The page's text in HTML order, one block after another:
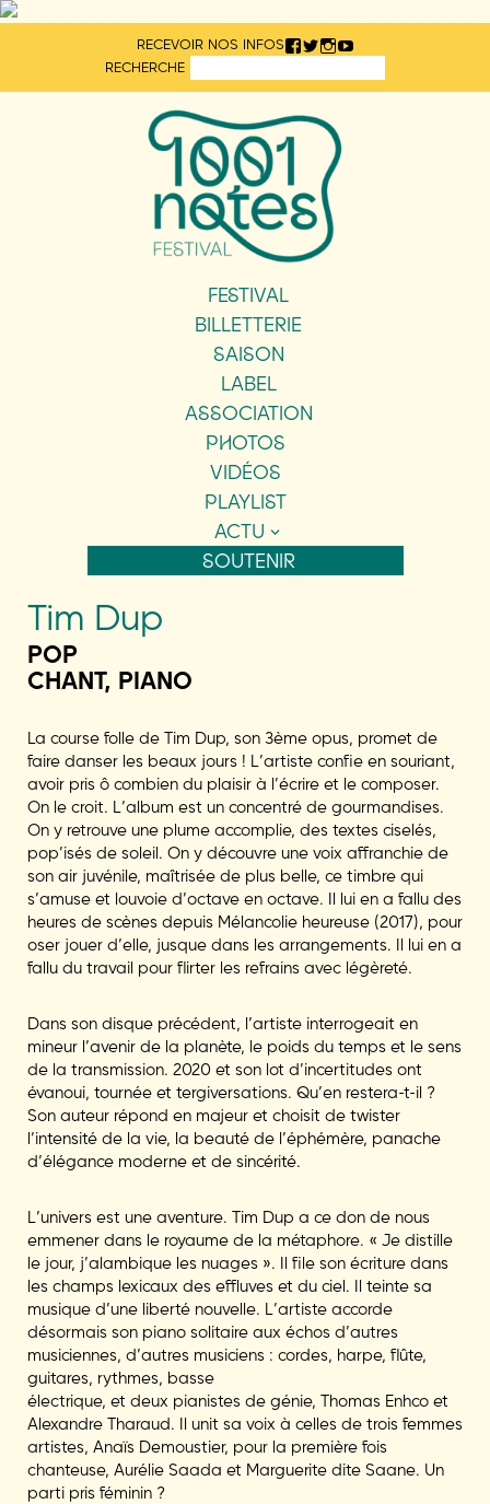
RECEVOIR NOS INFOS
RECHERCHE
FESTIVAL
BILLETTERIE
SAISON
LABEL
ASSOCIATION
PHOTOS
VIDÉOS
PLAYLIST
ACTU
SOUTENIR
Tim Dup
POP
CHANT, PIANO
La course folle de Tim Dup, son 3ème opus, promet de
faire danser les beaux jours ! L’artiste confie en souriant,
avoir pris ô combien du plaisir à l’écrire et le composer.
On le croit. L’album est un concentré de gourmandises.
On y retrouve une plume accomplie, des textes ciselés,
pop’isés de soleil. On y découvre une voix affranchie de
son air juvénile, maîtrisée de plus belle, ce timbre qui
s’amuse et louvoie d’octave en octave. Il lui en a fallu des
heures de scènes depuis Mélancolie heureuse (2017), pour
oser jouer d’elle, jusque dans les arrangements. Il lui en a
fallu du travail pour flirter les refrains avec légèreté.
Dans son disque précédent, l’artiste interrogeait en
mineur l’avenir de la planète, le poids du temps et le sens
de la transmission. 2020 et son lot d’incertitudes ont
évanoui, tournée et tergiversations. Qu’en restera-t-il ?
Son auteur répond en majeur et choisit de twister
l’intensité de la vie, la beauté de l’éphémère, panache
d’élégance moderne et de sincérité.
L’univers est une aventure. Tim Dup a ce don de nous
emmener dans le royaume de la métaphore. « Je distille
le jour, j’alambique les nuages ». Il file son écriture dans
les champs lexicaux des effluves et du ciel. Il teinte sa
musique d’une liberté nouvelle. L’artiste accorde
désormais son piano solitaire aux échos d’autres
musiciennes, d’autres musiciens : cordes, harpe, flûte,
guitares, rythmes, basse
électrique, et deux pianistes de génie, Thomas Enhco et
Alexandre Tharaud. Il unit sa voix à celles de trois femmes
artistes, Anaïs Demoustier, pour la première fois
chanteuse, Aurélie Saada et Marguerite dite Saane. Un
parti pris féminin ?